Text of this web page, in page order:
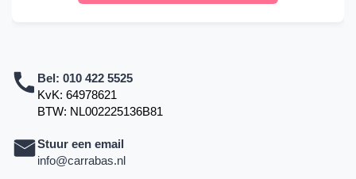
Bel: 010 422 5525
KvK: 64978621
BTW: NL002225136B81
Stuur een email
info@carrabas.nl